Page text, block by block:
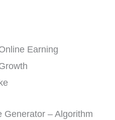
Earning
Generator – Algorithm